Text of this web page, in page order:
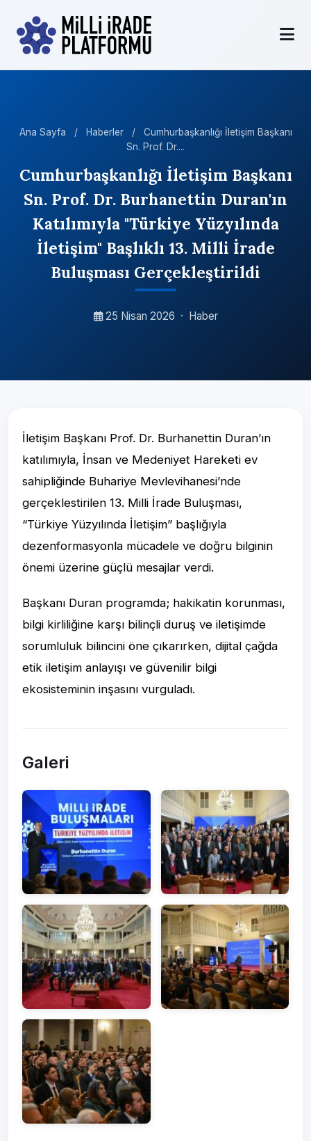
Ana Sayfa / Haberler /
Cumhurbaşkanlığı İletişim Başkanı
Sn. Prof. Dr....
Cumhurbaşkanlığı İletişim Başkanı
Sn. Prof. Dr. Burhanettin Duran'ın
Katılımıyla "Türkiye Yüzyılında
İletişim" Başlıklı 13. Milli İrade
Buluşması Gerçekleştirildi
25 Nisan 2026 · Haber
İletişim Başkanı Prof. Dr. Burhanettin Duran’ın
katılımıyla, İnsan ve Medeniyet Hareketi ev
sahipliğinde Buhariye Mevlevihanesi’nde
gerçeklestirilen 13. Milli İrade Buluşması,
“Türkiye Yüzyılında İletişim” başlığıyla
dezenformasyonla mücadele ve doğru bilginin
önemi üzerine güçlü mesajlar verdi.
Başkanı Duran programda; hakikatin korunması,
bilgi kirliliğine karşı bilinçli duruş ve iletişimde
sorumluluk bilincini öne çıkarırken, dijital çağda
etik iletişim anlayışı ve güvenilir bilgi
ekosisteminin inşasını vurguladı.
Galeri